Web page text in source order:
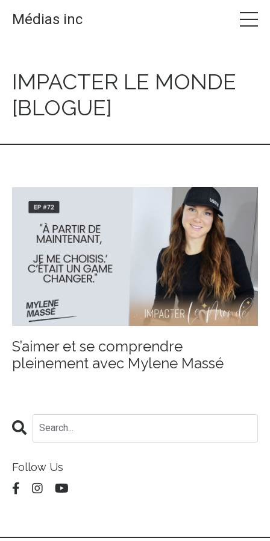
Médias inc
IMPACTER LE MONDE
[BLOGUE]
S’aimer et se comprendre
pleinement avec Mylene Massé
Follow Us